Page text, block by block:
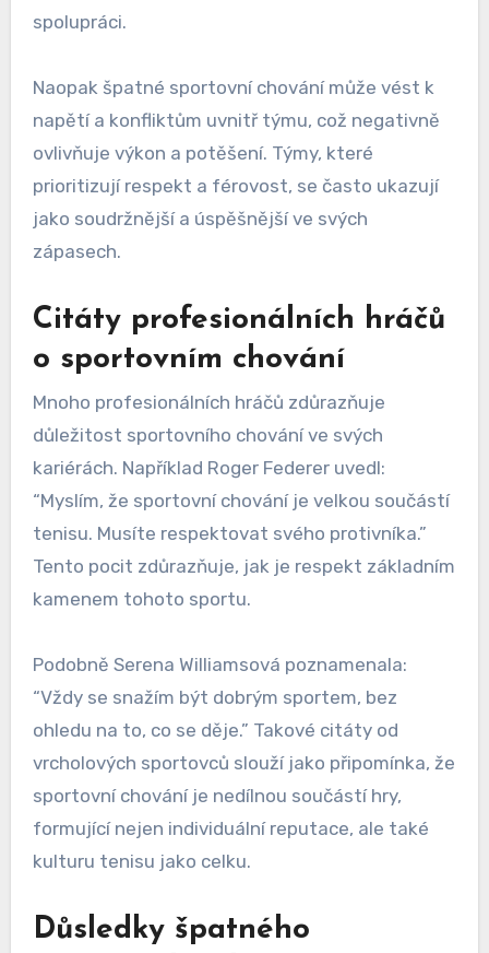
spolupráci.
Naopak špatné sportovní chování může vést k
napětí a konfliktům uvnitř týmu, což negativně
ovlivňuje výkon a potěšení. Týmy, které
prioritizují respekt a férovost, se často ukazují
jako soudržnější a úspěšnější ve svých
zápasech.
Citáty profesionálních hráčů
o sportovním chování
Mnoho profesionálních hráčů zdůrazňuje
důležitost sportovního chování ve svých
kariérách. Například Roger Federer uvedl:
“Myslím, že sportovní chování je velkou součástí
tenisu. Musíte respektovat svého protivníka.”
Tento pocit zdůrazňuje, jak je respekt základním
kamenem tohoto sportu.
Podobně Serena Williamsová poznamenala:
“Vždy se snažím být dobrým sportem, bez
ohledu na to, co se děje.” Takové citáty od
vrcholových sportovců slouží jako připomínka, že
sportovní chování je nedílnou součástí hry,
formující nejen individuální reputace, ale také
kulturu tenisu jako celku.
Důsledky špatného